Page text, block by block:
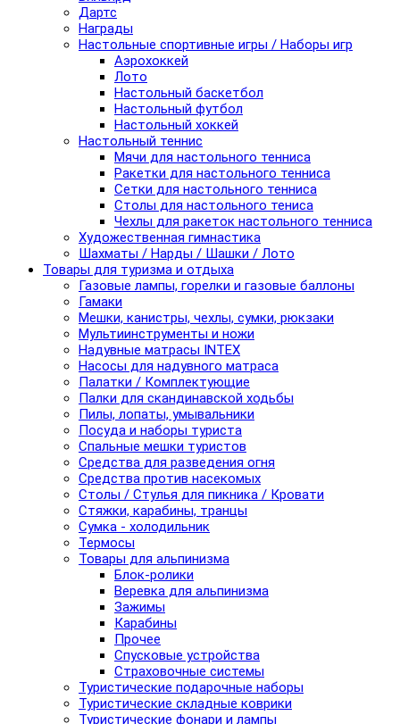
Дартс
Награды
Настольные спортивные игры / Наборы игр
Аэрохоккей
Лото
Настольный баскетбол
Настольный футбол
Настольный хоккей
Настольный теннис
Мячи для настольного тенниса
Ракетки для настольного тенниса
Сетки для настольного тенниса
Столы для настольного тениса
Чехлы для ракеток настольного тенниса
Художественная гимнастика
Шахматы / Нарды / Шашки / Лото
Товары для туризма и отдыха
Газовые лампы, горелки и газовые баллоны
Гамаки
Мешки, канистры, чехлы, сумки, рюкзаки
Мультиинструменты и ножи
Надувные матрасы INTEX
Насосы для надувного матраса
Палатки / Комплектующие
Палки для скандинавской ходьбы
Пилы, лопаты, умывальники
Посуда и наборы туриста
Спальные мешки туристов
Средства для разведения огня
Средства против насекомых
Столы / Стулья для пикника / Кровати
Стяжки, карабины, транцы
Сумка - холодильник
Термосы
Товары для альпинизма
Блок-ролики
Веревка для альпинизма
Зажимы
Карабины
Прочее
Спусковые устройства
Страховочные системы
Туристические подарочные наборы
Туристические складные коврики
Туристические фонари и лампы